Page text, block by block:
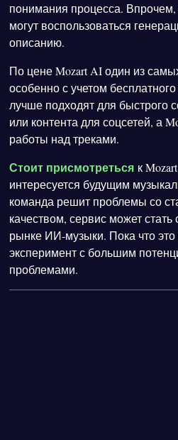
понимания процесса.
могут воспользоваться
описанию.
По цене Mozart AI один из
особенно с учетом
лучше подходят для быстрого
или контента для соцсетей, а
работы над треками.
Стоит присмотреться к
интересуется будущим
команда решит проблемы со
качеством, сервис может
рынке ИИ-музыки. Пока что
эксперимент с большим
проблемами.